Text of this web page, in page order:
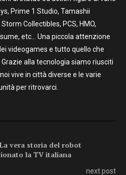
Prime 1 Studio, Tamashii
Collectibles, PCS, HMO,
etc… Una piccola attenzione
videogames e tutto quello che
alla tecnologia siamo riusciti
vive in città diverse e le varie
per ritrovarci.
vera storia del robot
la TV italiana
next post